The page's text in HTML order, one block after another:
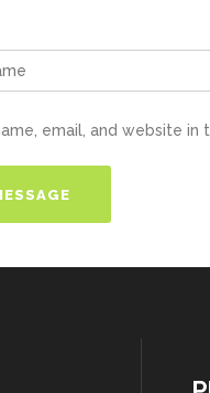
email, and website